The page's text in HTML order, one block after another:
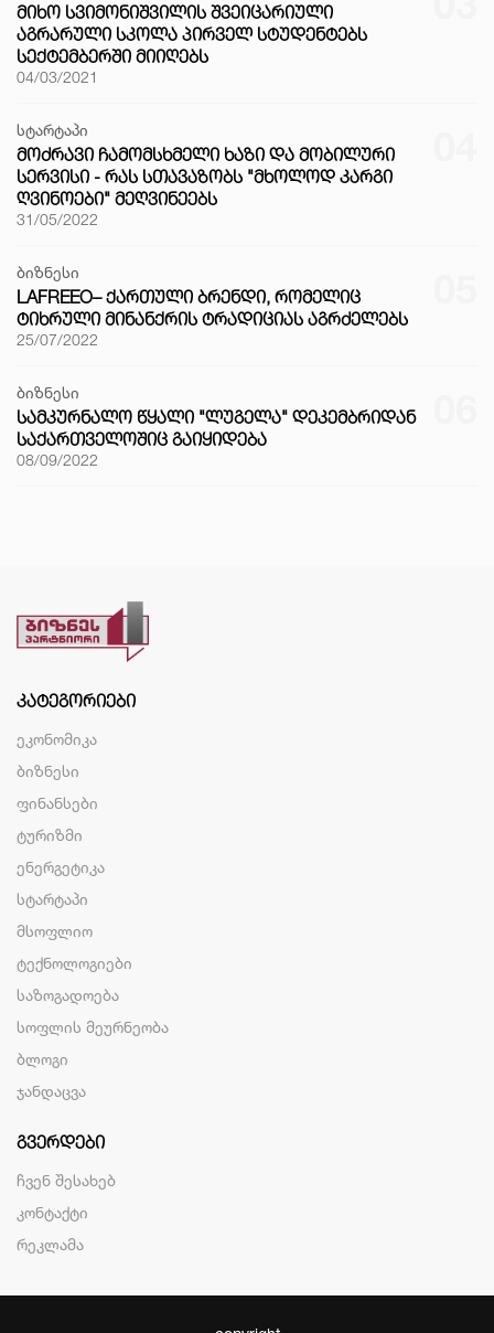
ᲛᲘᲮᲝ ᲡᲕᲘᲛᲝᲜᲘᲨᲕᲘᲚᲘᲡ ᲨᲕᲔᲘᲪᲐᲠᲘᲣᲚᲘ
ᲐᲒᲠᲐᲠᲣᲚᲘ ᲡᲙᲝᲚᲐ ᲞᲘᲠᲕᲔᲚ ᲡᲢᲣᲓᲔᲜᲢᲔᲑᲡ
ᲡᲔᲥᲢᲔᲛᲑᲔᲠᲨᲘ ᲛᲘᲘᲦᲔᲑᲡ
04/03/2021
სტარტაპი
ᲛᲝᲫᲠᲐᲕᲘ ᲩᲐᲛᲝᲛᲡᲮᲛᲔᲚᲘ ᲮᲐᲖᲘ ᲓᲐ ᲛᲝᲑᲘᲚᲣᲠᲘ
ᲡᲔᲠᲕᲘᲡᲘ - ᲠᲐᲡ ᲡᲗᲐᲕᲐᲖᲝᲑᲡ "ᲛᲮᲝᲚᲝᲓ ᲙᲐᲠᲒᲘ
ᲦᲕᲘᲜᲝᲔᲑᲘ" ᲛᲔᲦᲕᲘᲜᲔᲔᲑᲡ
31/05/2022
ბიზნესი
LAFREEO– ᲥᲐᲠᲗᲣᲚᲘ ᲑᲠᲔᲜᲓᲘ, ᲠᲝᲛᲔᲚᲘᲪ
ᲢᲘᲮᲠᲣᲚᲘ ᲛᲘᲜᲐᲜᲥᲠᲘᲡ ᲢᲠᲐᲓᲘᲪᲘᲐᲡ ᲐᲒᲠᲫᲔᲚᲔᲑᲡ
25/07/2022
ბიზნესი
ᲡᲐᲛᲙᲣᲠᲜᲐᲚᲝ ᲬᲧᲐᲚᲘ "ᲚᲣᲒᲔᲚᲐ" ᲓᲔᲙᲔᲛᲑᲠᲘᲓᲐᲜ
ᲡᲐᲥᲐᲠᲗᲕᲔᲚᲝᲨᲘᲪ ᲒᲐᲘᲧᲘᲓᲔᲑᲐ
08/09/2022
ᲙᲐᲢᲔᲒᲝᲠᲘᲔᲑᲘ
ეკონომიკა
ბიზნესი
ფინანსები
ტურიზმი
ენერგეტიკა
სტარტაპი
მსოფლიო
ტექნოლოგიები
საზოგადოება
სოფლის მეურნეობა
ბლოგი
ჯანდაცვა
ᲒᲕᲔᲠᲓᲔᲑᲘ
ჩვენ შესახებ
კონტაქტი
რეკლამა